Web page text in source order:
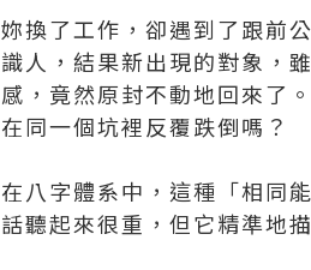
妳換了工作，卻遇到了跟前
識人，結果新出現的對象，
感，竟然原封不動地回來了
在同一個坑裡反覆跌倒嗎？
在八字體系中，這種「相同
話聽起來很重，但它精準地